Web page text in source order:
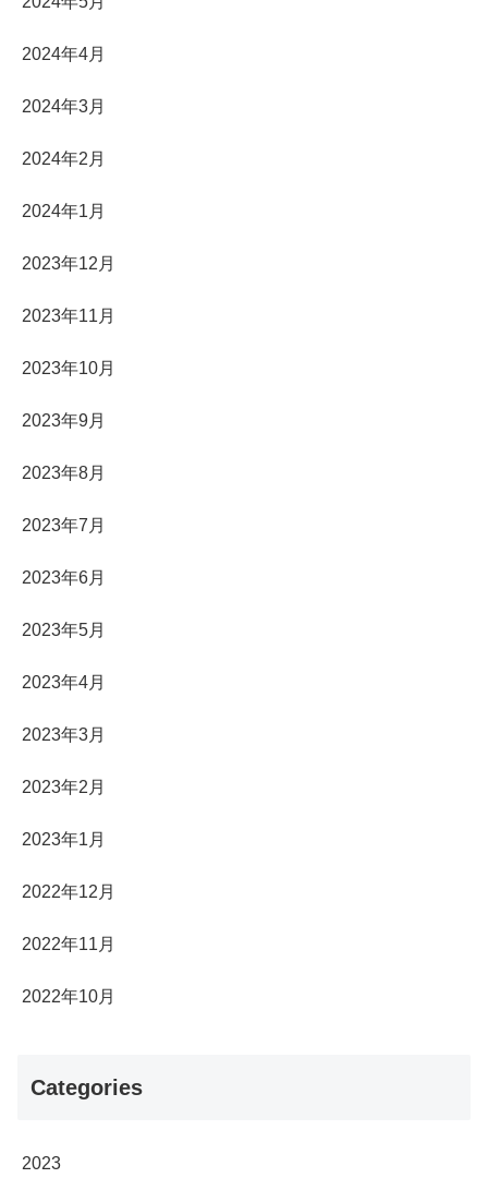
2024年4月
2024年3月
2024年2月
2024年1月
2023年12月
2023年11月
2023年10月
2023年9月
2023年8月
2023年7月
2023年6月
2023年5月
2023年4月
2023年3月
2023年2月
2023年1月
2022年12月
2022年11月
2022年10月
Categories
2023